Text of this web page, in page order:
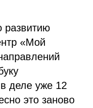
развитию
«Мой
деле уже 12
это заново